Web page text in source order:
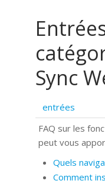
Sync
entrées
FAQ sur les
peut vous
Quels
Comment